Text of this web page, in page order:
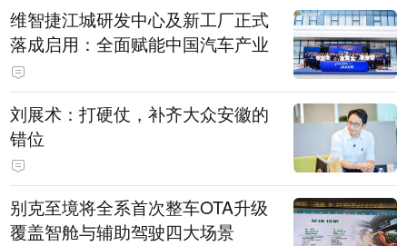
维智捷江城研发中心及新工厂正式
落成启用：全面赋能中国汽车产业
刘展术：打硬仗，补齐大众安徽的
错位
别克至境将全系首次整车OTA升级
覆盖智舱与辅助驾驶四大场景